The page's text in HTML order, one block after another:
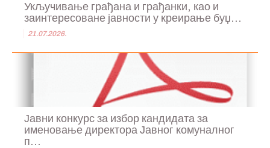
Укључивање грађана и грађанки, као и
заинтересоване јавности у креирање буџ...
21.07.2026.
Јавни конкурс за избор кандидата за
именовање директора Јавног комуналног
п...